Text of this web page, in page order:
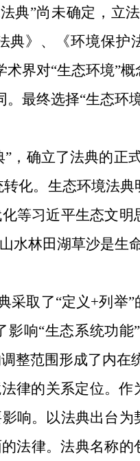
典”尚未确定，立
典》、《环境保护
界对“生态环境”
最终选择“生态环
”，确立了法典的正
化。生态环境法典
等习近平生态文明
水林田湖草沙是生
采取了“定义 +列举”
响“生态系统功能
整范围形成了内在
律的关系定位。作
响。以法典出台为
法律。法典名称的